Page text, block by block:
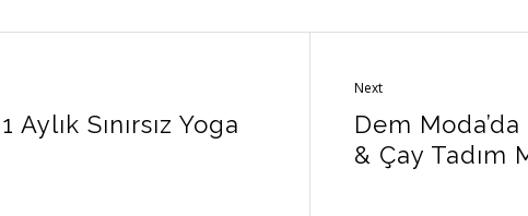
Aylık Sınırsız Yoga
Next
Dem
& Çay Tadım